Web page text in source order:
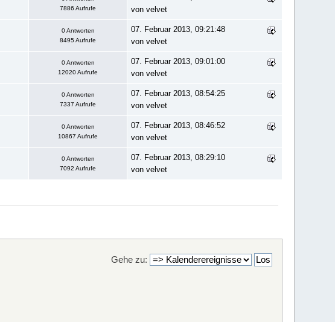
7886 Aufrufe
von velvet
0 Antworten
8495 Aufrufe
07. Februar 2013, 09:21:48
von velvet
0 Antworten
12020 Aufrufe
07. Februar 2013, 09:01:00
von velvet
0 Antworten
7337 Aufrufe
07. Februar 2013, 08:54:25
von velvet
0 Antworten
10867 Aufrufe
07. Februar 2013, 08:46:52
von velvet
0 Antworten
7092 Aufrufe
07. Februar 2013, 08:29:10
von velvet
Gehe zu: